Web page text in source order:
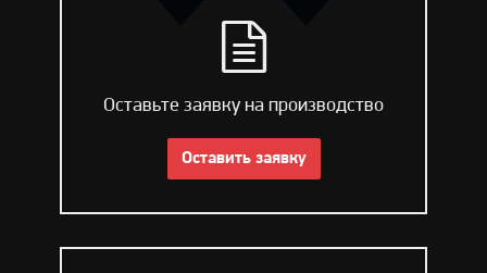
Оставьте заявку на производство
Оставить заявку